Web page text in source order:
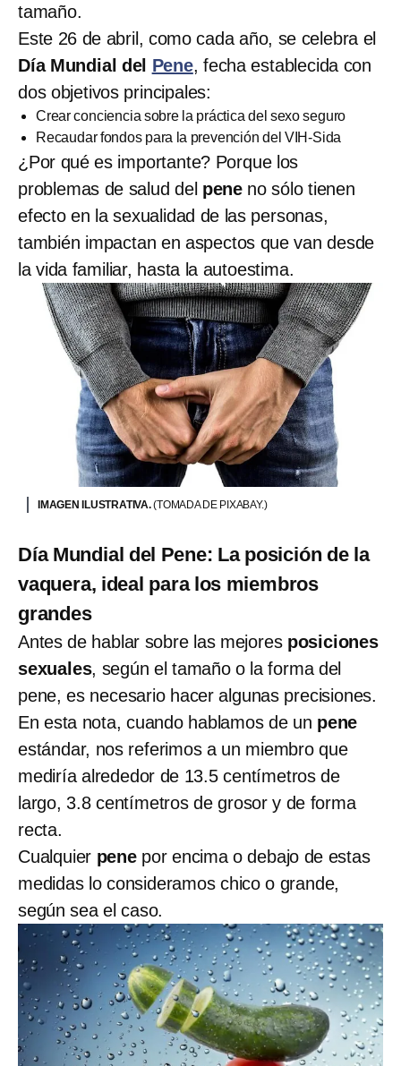
tamaño.
Este 26 de abril, como cada año, se celebra el
Día Mundial del Pene, fecha establecida con
dos objetivos principales:
Crear conciencia sobre la práctica del sexo seguro
Recaudar fondos para la prevención del VIH-Sida
¿Por qué es importante? Porque los
problemas de salud del pene no sólo tienen
efecto en la sexualidad de las personas,
también impactan en aspectos que van desde
la vida familiar, hasta la autoestima.
IMAGEN ILUSTRATIVA.(TOMADA DE PIXABAY.)
Día Mundial del Pene: La posición de la
vaquera, ideal para los miembros
grandes
Antes de hablar sobre las mejores posiciones
sexuales, según el tamaño o la forma del
pene, es necesario hacer algunas precisiones.
En esta nota, cuando hablamos de un pene
estándar, nos referimos a un miembro que
mediría alrededor de 13.5 centímetros de
largo, 3.8 centímetros de grosor y de forma
recta.
Cualquier pene por encima o debajo de estas
medidas lo consideramos chico o grande,
según sea el caso.